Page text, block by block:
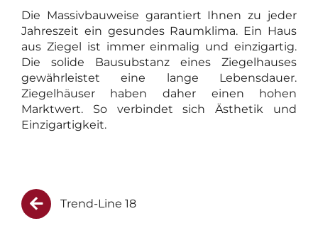
Die Massivbauweise garantiert Ihnen zu jeder
Jahreszeit ein gesundes Raumklima. Ein Haus
aus Ziegel ist immer einmalig und einzigartig.
Die solide Bausubstanz eines Ziegelhauses
gewährleistet eine lange Lebensdauer.
Ziegelhäuser haben daher einen hohen
Marktwert. So verbindet sich Ästhetik und
Einzigartigkeit.
Trend-Line 18